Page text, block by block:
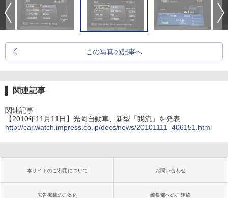
この写真の記事へ
関連記事
関連記事
【2010年11月11日】光岡自動車、新型「我流」を発表
http://car.watch.impress.co.jp/docs/news/20101111_406151.html
本サイトのご利用について お問い合わせ
広告掲載のご案内 編集部へのご連絡